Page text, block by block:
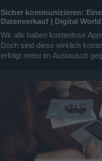
Sicher kommunizieren:
Datenverkauf | Digital World
Wir alle haben kostenlose
Doch sind diese wirklich
erfolgt meist im Austausch
programmiert Apps, bei
nur auf dem eigenen